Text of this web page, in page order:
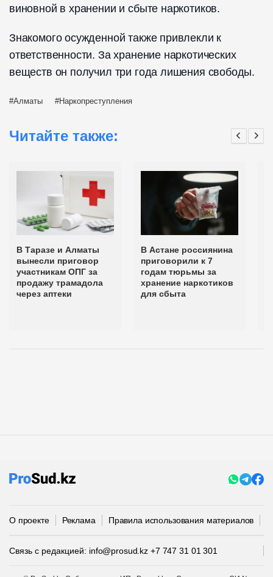
виновной в хранении и сбыте наркотиков.
Знакомого осужденной также привлекли к
ответственности. За хранение наркотических
веществ он получил три года лишения свободы.
Алматы Наркопреступления
Читайте также:
В Таразе и Алматы
вынесли приговор
участникам ОПГ за
продажу трамадола
через аптеки
В Астане россиянина
приговорили к 7
годам тюрьмы за
хранение наркотиков
для сбыта
О проекте Реклама Правила использования материалов
Связь с редакцией: info@prosud.kz +7 747 31 01 301